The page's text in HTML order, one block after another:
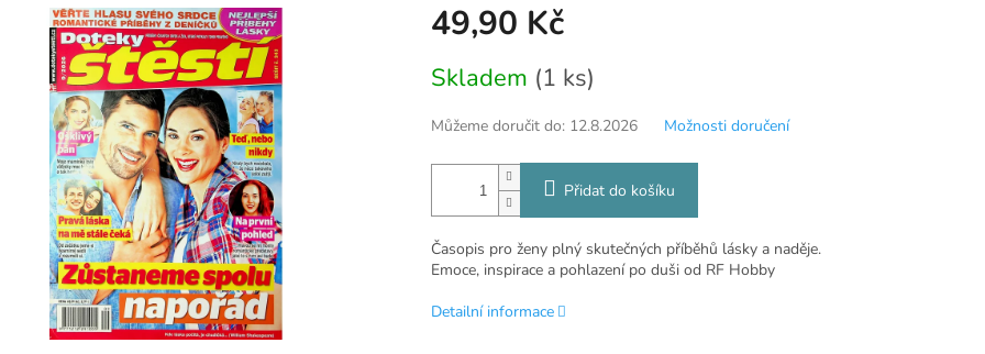
produktu
0,0
hvězdiček.
49,90 Kč
cena:
Skladem (1 ks)
Můžeme doručit do: 12.8.2026 Možnosti doručení
Přidat do košíku
Časopis pro ženy plný skutečných příběhů lásky a naděje.
Emoce, inspirace a pohlazení po duši od RF Hobby
Detailní informace